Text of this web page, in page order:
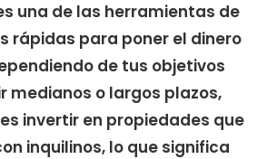
una de las herramientas de
rápidas para poner el dinero
de tus objetivos
medianos o largos plazos,
invertir en propiedades que
inquilinos, lo que significa